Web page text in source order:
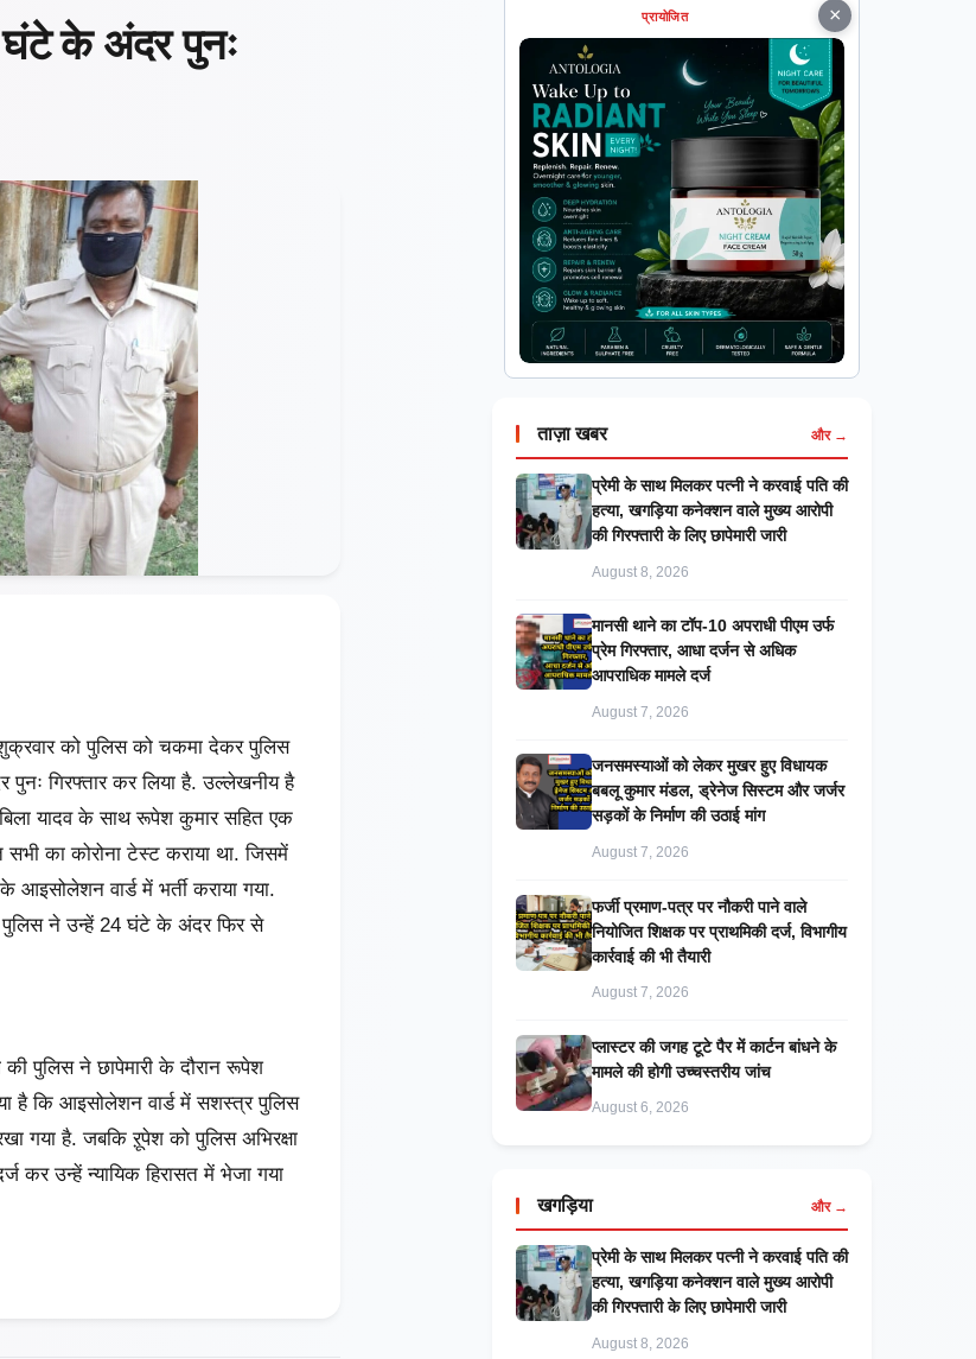
के अंदर पुनः
को पुलिस को चकमा देकर पुलिस
गिरफ्तार कर लिया है. उल्लेखनीय है
यादव के साथ रूपेश कुमार सहित एक
का कोरोना टेस्ट कराया था. जिसमें
आइसोलेशन वार्ड में भर्ती कराया गया.
पुलिस ने उन्हें 24 घंटे के अंदर फिर से
पुलिस ने छापेमारी के दौरान रूपेश
है कि आइसोलेशन वार्ड में सशस्त्र पुलिस
गया है. जबकि ऱूपेश को पुलिस अभिरक्षा
कर उन्हें न्यायिक हिरासत में भेजा गया
×
प्रायोजित
ताज़ा खबर और →
प्रेमी के साथ मिलकर पत्नी ने करवाई पति की
हत्या, खगड़िया कनेक्शन वाले मुख्य आरोपी
की गिरफ्तारी के लिए छापेमारी जारी
August 8, 2026
मानसी थाने का टॉप-10 अपराधी पीएम उर्फ
प्रेम गिरफ्तार, आधा दर्जन से अधिक
आपराधिक मामले दर्ज
August 7, 2026
जनसमस्याओं को लेकर मुखर हुए विधायक
बबलू कुमार मंडल, ड्रेनेज सिस्टम और जर्जर
सड़कों के निर्माण की उठाई मांग
August 7, 2026
फर्जी प्रमाण-पत्र पर नौकरी पाने वाले
नियोजित शिक्षक पर प्राथमिकी दर्ज, विभागीय
कार्रवाई की भी तैयारी
August 7, 2026
प्लास्टर की जगह टूटे पैर में कार्टन बांधने के
मामले की होगी उच्चस्तरीय जांच
August 6, 2026
खगड़िया और →
प्रेमी के साथ मिलकर पत्नी ने करवाई पति की
हत्या, खगड़िया कनेक्शन वाले मुख्य आरोपी
की गिरफ्तारी के लिए छापेमारी जारी
August 8, 2026